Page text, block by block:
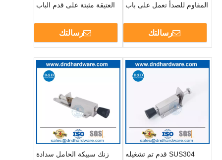
المقاوم للصدأ تعمل على باب
رسالتك
العتيقة مثبتة على قدم الباب
رسالتك
SUS304 قدم تم تشغيله
زنك سبيكة الحامل سدادة